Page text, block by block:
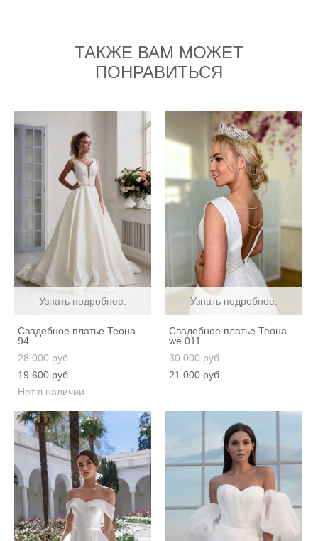
ТАКЖЕ ВАМ МОЖЕТ
ПОНРАВИТЬСЯ
Узнать подробнее.
Свадебное платье Теона
94
28 000 pуб.
19 600 pуб.
Нет в наличии
Узнать подробнее.
Свадебное платье Теона
we 011
30 000 pуб.
21 000 pуб.